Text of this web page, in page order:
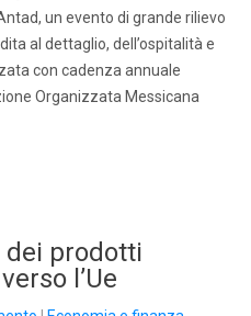
un evento di grande rilievo
al dettaglio, dell’ospitalità e
con cadenza annuale
Organizzata Messicana
dei prodotti
l’Ue